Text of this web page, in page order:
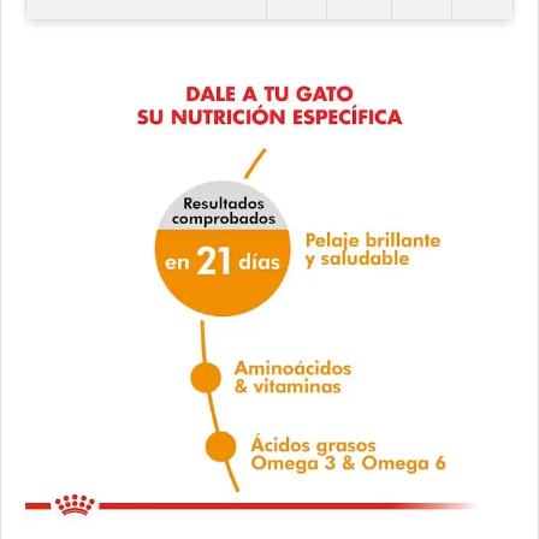
Pupy Food Gato Adulto
Raza Gato Adulto sabor Pescado
Raza Gato Adulto sabor Pollo y Leche
Raza Gato Castrado
Royal Canin Club Performance Gato Adulto
Royal Canin Gato Active 7+
Royal Canin Gato Care Appetite Control
Royal Canin Gato Care Digestive
Royal Canin Gato Care Hairball
Royal Canin Gato Care Urinary
Royal Canin Gato Care Weight
Royal Canin Gato Exigent